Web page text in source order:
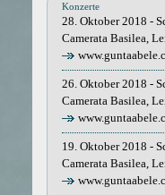
Konzerte
28. Oktober 2018 -
Camerata Basilea,
26. Oktober 2018 -
Camerata Basilea,
19. Oktober 2018 -
Camerata Basilea,